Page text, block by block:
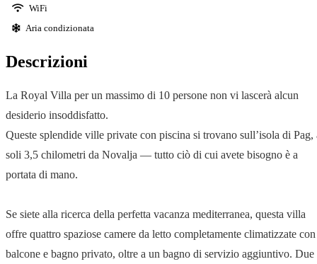
WiFi
Aria condizionata
Descrizioni
La Royal Villa per un massimo di 10 persone non vi lascerà alcun
desiderio insoddisfatto.
Queste splendide ville private con piscina si trovano sull’isola di Pag,
soli 3,5 chilometri da Novalja — tutto ciò di cui avete bisogno è a
portata di mano.
Se siete alla ricerca della perfetta vacanza mediterranea, questa villa
offre quattro spaziose camere da letto completamente climatizzate con
balcone e bagno privato, oltre a un bagno di servizio aggiuntivo. Due